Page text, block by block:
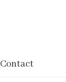
Contact